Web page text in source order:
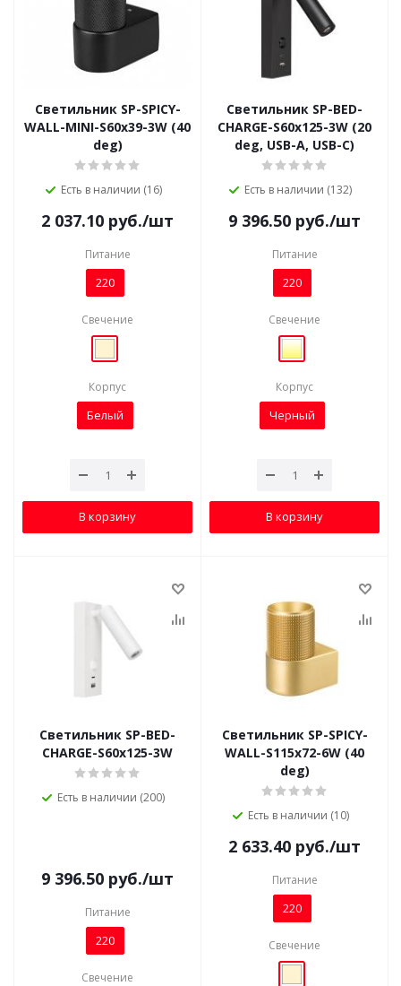
Светильник SP-SPICY-
WALL-MINI-S60x39-3W (40
deg)
Есть в наличии (16)
2 037.10 руб./шт
Питание
220
Свечение
Корпус
Белый
В корзину
Светильник SP-BED-
CHARGE-S60x125-3W (20
deg, USB-A, USB-C)
Есть в наличии (132)
9 396.50 руб./шт
Питание
220
Свечение
Корпус
Черный
В корзину
Светильник SP-BED-
CHARGE-S60x125-3W
Есть в наличии (200)
9 396.50 руб./шт
Питание
220
Свечение
Светильник SP-SPICY-
WALL-S115x72-6W (40
deg)
Есть в наличии (10)
2 633.40 руб./шт
Питание
220
Свечение